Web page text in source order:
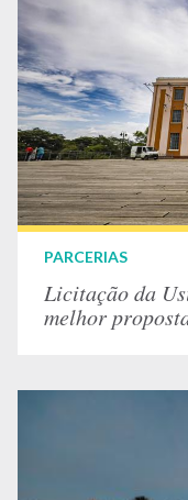
PARCERIAS
Licitação da
melhor